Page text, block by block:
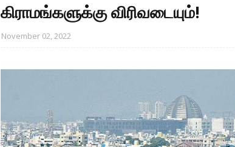
கிராமங்களுக்கு விரிவடையும்!
November 02, 2022